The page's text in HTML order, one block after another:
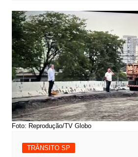
Foto: Reprodução/TV Globo
TRÂNSITO SP